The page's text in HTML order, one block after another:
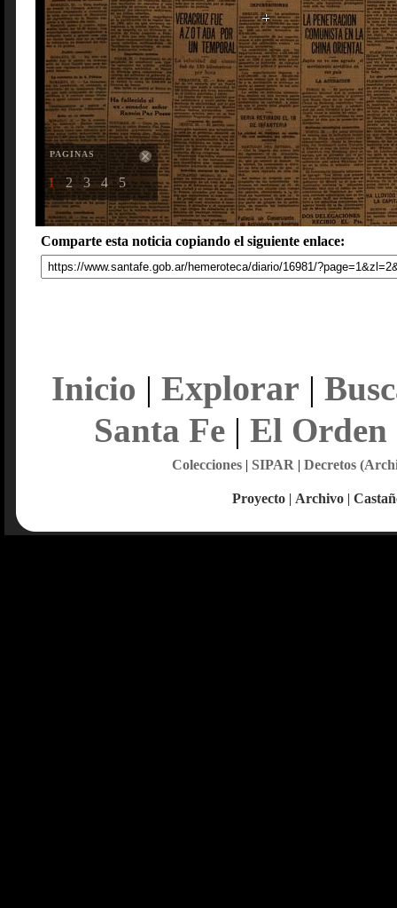
PAGINAS
1 2 3 4 5
Comparte esta noticia copiando el siguiente enlace:
Inicio | Explorar |
Santa Fe| El Orden
Colecciones| SIPAR | Decretos
Proyecto | Archivo |